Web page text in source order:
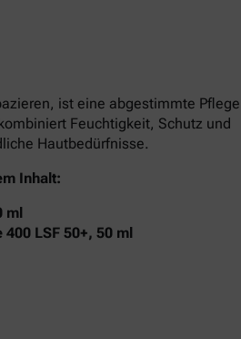
ist eine abgestimmte Pflege
Feuchtigkeit, Schutz und
Hautbedürfnisse.
Inhalt:
ml
LSF 50+, 50 ml